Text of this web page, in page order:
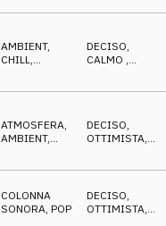
AMBIENT,
CHILL
DECISO
CALMO
ATMOSFERA
AMBIENT,
DECISO
OTTIMISTA
COLONNA
SONORA POP
DECISO
OTTIMISTA